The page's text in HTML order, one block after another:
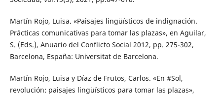
Martín Rojo, Luisa. «Paisajes lingüísticos de indignación.
Prácticas comunicativas para tomar las plazas», en Aguilar,
S. (Eds.), Anuario del Conflicto Social 2012, pp. 275-302,
Barcelona, España: Universitat de Barcelona.
Martín Rojo, Luisa y Díaz de Frutos, Carlos. «En #Sol,
revolución: paisajes lingüísticos para tomar las plazas»,